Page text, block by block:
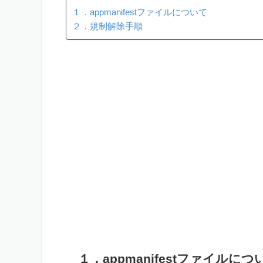
１．appmanifestファイルについて
２．規制解除手順
１．appmanifestファイルにつ